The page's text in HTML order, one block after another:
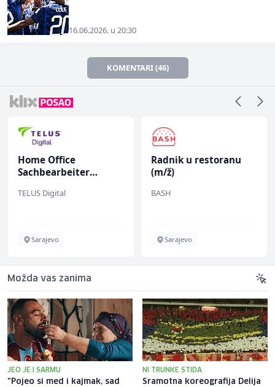
16.06.2026. u 20:30
KOMENTARI (46)
Home Office
Sachbearbeiter
bekannten deutschen
TELUS Digital
Sarajevo
Radnik u restoranu
(m/ž)
BASH
Sarajevo
Možda vas zanima
JEO JE I SARMU
"Pojeo si med i kajmak, sad
NI TRUNKE STIDA
Sramotna koreografija Delija